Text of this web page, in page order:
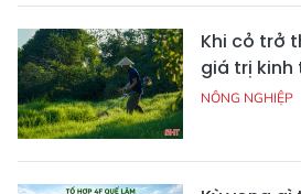
Khi cỏ trở
giá trị kinh
NÔNG NGHIỆP